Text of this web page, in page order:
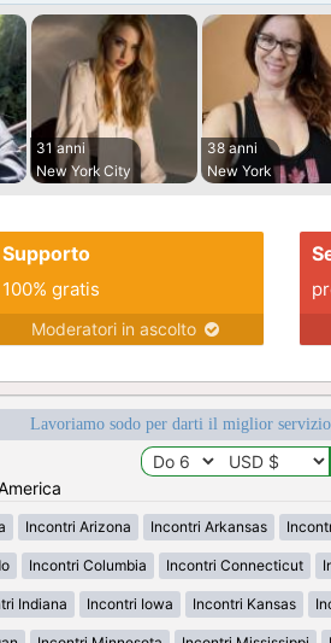
31 anni
New York City
38 anni
New York
Supporto
100% gratis
Moderatori in ascolto
Lavoriamo sodo per darti il miglior
Incontri Arizona Incontri Arkansas
Incontri Columbia Incontri Connecticut
Indiana Incontri Iowa Incontri Kansas